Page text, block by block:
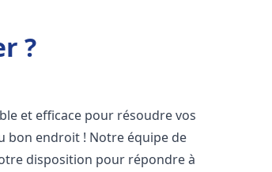
?
et efficace pour résoudre vos
bon endroit ! Notre équipe de
disposition pour répondre à